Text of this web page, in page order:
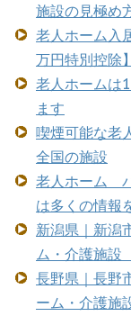
施設の見極め
老人ホーム入
万円特別控除
老人ホームは
ます
喫煙可能な老
全国の施設
老人ホーム
は多くの情報
新潟県｜新潟
ム・介護施
長野県｜長野
ーム・介護